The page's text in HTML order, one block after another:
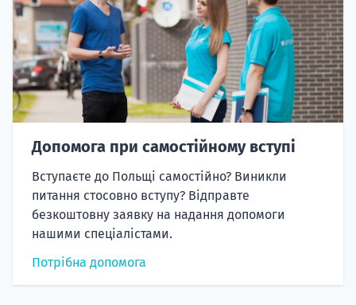
Допомога при самостійному вступі
Вступаєте до Польщі самостійно? Виникли
питання стосовно вступу? Відправте
безкоштовну заявку на надання допомоги
нашими спеціалістами.
Потрібна допомога